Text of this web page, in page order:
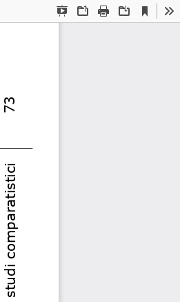
Presentation
OpenPrint Download
Current
View
73